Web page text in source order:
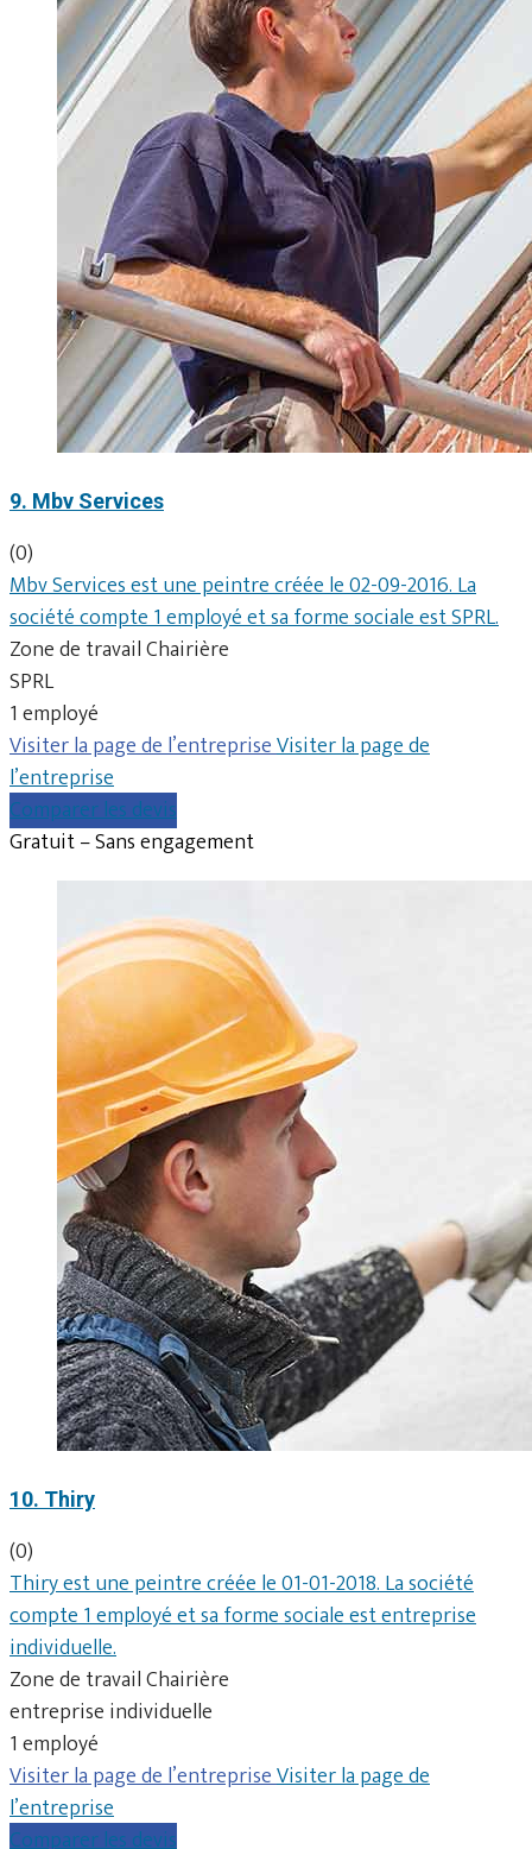
9. Mbv Services
(0)
Mbv Services est une peintre créée le 02-09-2016. La
société compte 1 employé et sa forme sociale est SPRL.
Zone de travail Chairière
SPRL
1 employé
Visiter la page de l’entrepriseVisiter la page de
l’entreprise
Comparer les devis
Gratuit – Sans engagement
10. Thiry
(0)
Thiry est une peintre créée le 01-01-2018. La société
compte 1 employé et sa forme sociale est entreprise
individuelle.
Zone de travail Chairière
entreprise individuelle
1 employé
Visiter la page de l’entrepriseVisiter la page de
l’entreprise
Comparer les devis